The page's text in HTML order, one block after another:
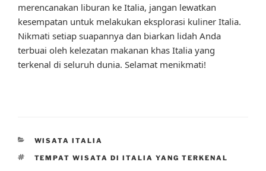
merencanakan liburan ke Italia, jangan lewatkan
kesempatan untuk melakukan eksplorasi kuliner Italia.
Nikmati setiap suapannya dan biarkan lidah Anda
terbuai oleh kelezatan makanan khas Italia yang
terkenal di seluruh dunia. Selamat menikmati!
CATEGORIES
WISATA ITALIA
TAGS
TEMPAT WISATA DI ITALIA YANG TERKENAL